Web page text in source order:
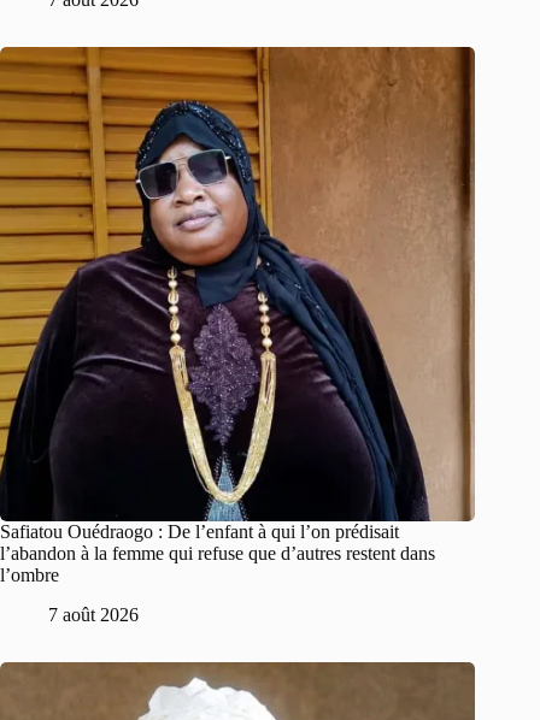
Safiatou Ouédraogo : De l’enfant à qui l’on prédisait
l’abandon à la femme qui refuse que d’autres restent dans
l’ombre
7 août 2026